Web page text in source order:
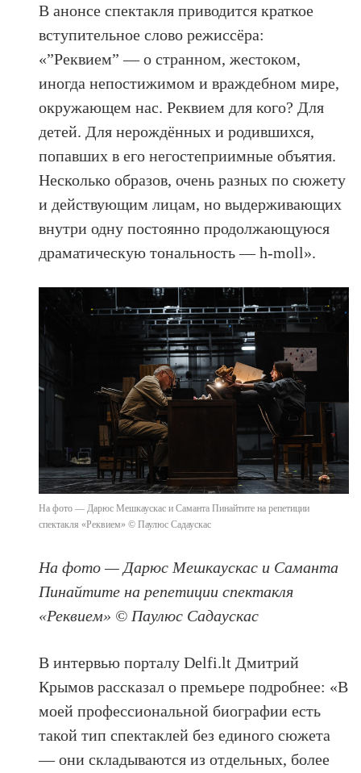
В анонсе спектакля приводится краткое
вступительное слово режиссёра:
«”Реквием” — о странном, жестоком,
иногда непостижимом и враждебном мире,
окружающем нас. Реквием для кого? Для
детей. Для нерождённых и родившихся,
попавших в его негостеприимные объятия.
Несколько образов, очень разных по сюжету
и действующим лицам, но выдерживающих
внутри одну постоянно продолжающуюся
драматическую тональность — h-moll».
На фото — Дарюс Мешкаускас и Саманта Пинайтите на репетиции
спектакля «Реквием» © Паулюс Садаускас
На фото — Дарюс Мешкаускас и Саманта
Пинайтите на репетиции спектакля
«Реквием» © Паулюс Садаускас
В интервью порталу Delfi.lt Дмитрий
Крымов рассказал о премьере подробнее: «В
моей профессиональной биографии есть
такой тип спектаклей без единого сюжета
— они складываются из отдельных, более